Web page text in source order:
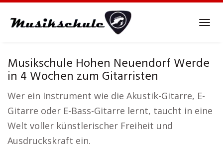
Musikschule Hohen Neuendorf Werde
in 4 Wochen zum Gitarristen
Wer ein Instrument wie die Akustik-Gitarre, E-
Gitarre oder E-Bass-Gitarre lernt, taucht in eine
Welt voller künstlerischer Freiheit und
Ausdruckskraft ein.